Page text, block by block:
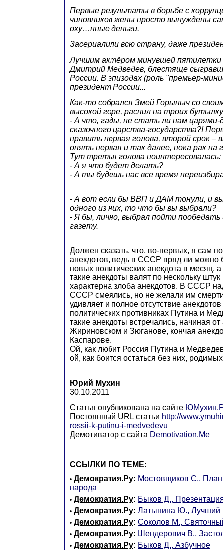
Первые результаты в борьбе с
чиновников жены просто вынуждены
оху…нные деньги.
Засериалили всю страну, даже
Лучшим актёром минувшей пятилетки
Дмитрий Медведев, блестяще
России. В эпизодах (роль "премьер-
президент России...
Как-то собрался Змей Горыныч со
высокой горе, распил на троих
- А что, гады, не стать ли нам
сказочного царства-государства?!
править первая голова, второй срок –
опять первая и так далее, пока рак на
Тут третья голова поинтересовалась:
- А я что будет делать?
- А ты будешь нас все время
- А вот если бы ВВП и ДАМ тонули, и
одного из них, то что бы вы выбрали?
- Я бы, лично, выбрал пойти
газету.
Должен сказать, что, во-первых, я сам
анекдотов, ведь в СССР вряд ли можно
новых политических анекдота в месяц, а
такие анекдоты валят по нескольку
характерна злоба анекдотов. В СССР
СССР смеялись, но не желали им
удивляет и полное отсутствие анекдотов
политических противниках Путина и
такие анекдоты встречались, начиная от
Жириновском и Зюганове, кончая
Каспарове.
Ой, как любит Россия Путина и
ой, как боится остаться без них,
Юрий Мухин
30.10.2011
Статья опубликована на сайте
Постоянный URL статьи http://
rossii-k-putinu-i-medvedevu
Демотиватор с сайта Demotivation.Me
ССЫЛКИ ПО ТЕМЕ:
• Демократия.Ру: Мостовщиков С.,
народа
• Демократия.Ру: Быков Д.,
• Демократия.Ру: Латынина Ю., Лучший
• Демократия.Ру: Соколов М.,
• Демократия.Ру: Шендерович В.,
• Демократия.Ру: Быков Д., Азбучное